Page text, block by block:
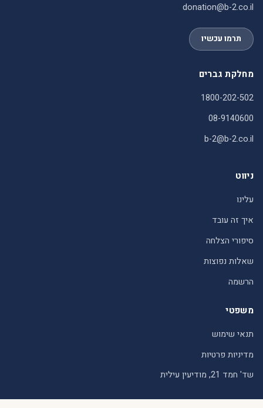
donation@b-2.co.il
תרמו עכשיו
מחלקת גברים
1800-202-502
08-9140600
b-2@b-2.co.il
ניווט
עלינו
איך זה עובד
סיפורי הצלחה
שאלות נפוצות
הרשמה
משפטי
תנאי שימוש
מדיניות פרטיות
שד' חמד 21, מודיעין עילית